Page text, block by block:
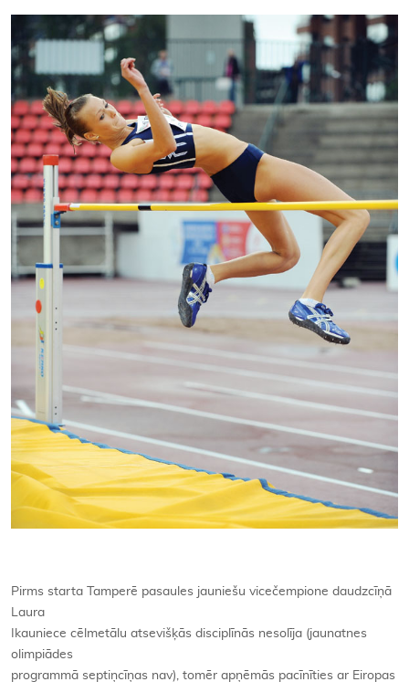
Pirms starta Tamperē pasaules jauniešu vicečempione daudzcīņā
Laura
Ikauniece cēlmetālu atsevišķās disciplīnās nesolīja (jaunatnes
olimpiādes
programmā septiņcīņas nav), tomēr apņēmās pacīnīties ar Eiropas